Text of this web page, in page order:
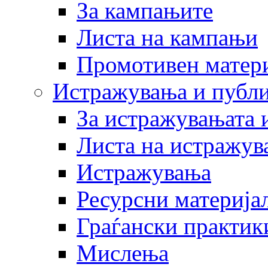
За кампањите
Листа на кампањи
Промотивен
Истражувања и
За истражувањата
Листа на
Истражувања
Ресурсни
Граѓански
Мислења